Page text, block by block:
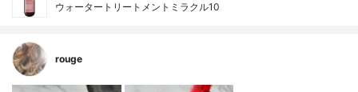
ウォータートリートメントミラクル10
rouge